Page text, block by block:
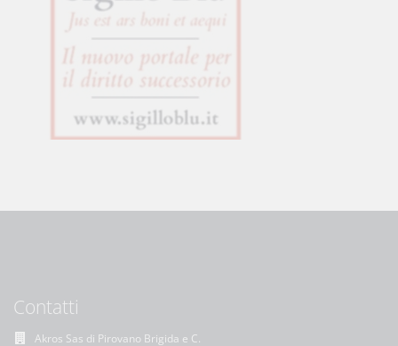
Contatti
Akros Sas di Pirovano Brigida e C.